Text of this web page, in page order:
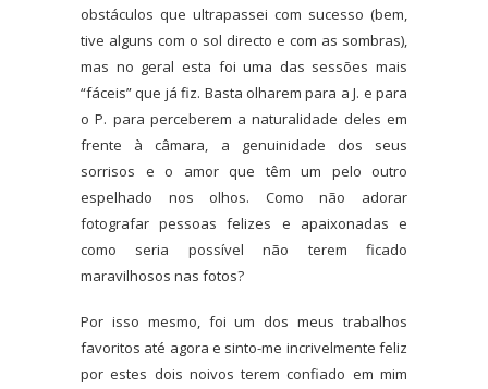
obstáculos que ultrapassei com sucesso (bem,
tive alguns com o sol directo e com as sombras),
mas no geral esta foi uma das sessões mais
“fáceis” que já fiz. Basta olharem para a J. e para
o P. para perceberem a naturalidade deles em
frente à câmara, a genuinidade dos seus
sorrisos e o amor que têm um pelo outro
espelhado nos olhos. Como não adorar
fotografar pessoas felizes e apaixonadas e
como seria possível não terem ficado
maravilhosos nas fotos?
Por isso mesmo, foi um dos meus trabalhos
favoritos até agora e sinto-me incrivelmente feliz
por estes dois noivos terem confiado em mim